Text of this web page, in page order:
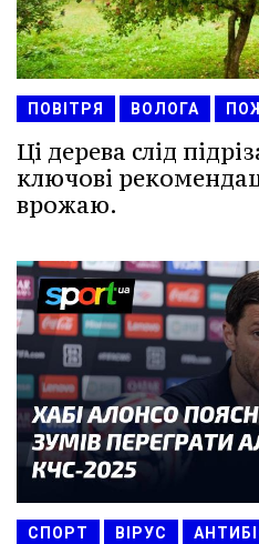
ПОВІТРЯ ВОЛОГА
Ці дерева слід
ключові
врожаю.
СПОРТ ВІРУС